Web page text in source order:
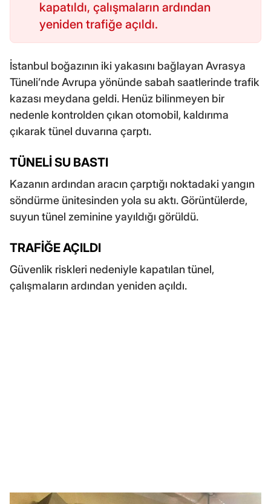
kapatıldı, çalışmaların ardından
yeniden trafiğe açıldı.
İstanbul boğazının iki yakasını bağlayan Avrasya
Tüneli’nde Avrupa yönünde sabah saatlerinde trafik
kazası meydana geldi. Henüz bilinmeyen bir
nedenle kontrolden çıkan otomobil, kaldırıma
çıkarak tünel duvarına çarptı.
TÜNELİ SU BASTI
Kazanın ardından aracın çarptığı noktadaki yangın
söndürme ünitesinden yola su aktı. Görüntülerde,
suyun tünel zeminine yayıldığı görüldü.
TRAFİĞE AÇILDI
Güvenlik riskleri nedeniyle kapatılan tünel,
çalışmaların ardından yeniden açıldı.